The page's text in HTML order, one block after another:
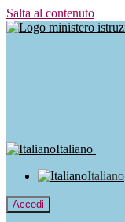
Salta al contenuto
Italiano
Italiano
Accedi